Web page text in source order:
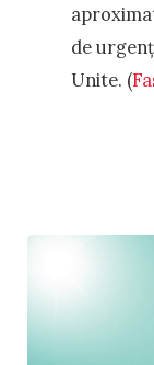
de
Unite. (